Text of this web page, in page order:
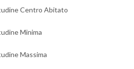
Centro Abitato
Minima
Massima